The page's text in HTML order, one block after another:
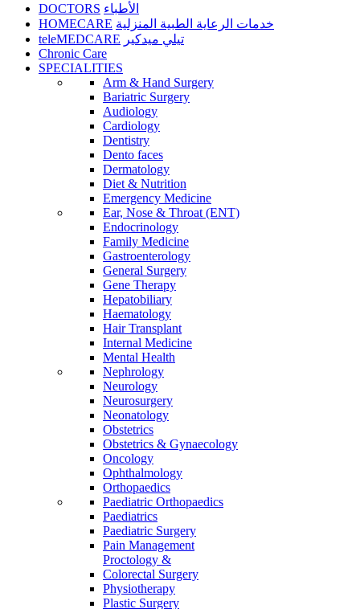
DOCTORS الأطباء
HOMECARE خدمات الرعاية الطبية المنزلية
teleMEDCARE تيلي ميدكير
Chronic Care
SPECIALITIES
Arm & Hand Surgery
Bariatric Surgery
Audiology
Cardiology
Dentistry
Dento faces
Dermatology
Diet & Nutrition
Emergency Medicine
Ear, Nose & Throat (ENT)
Endocrinology
Family Medicine
Gastroenterology
General Surgery
Gene Therapy
Hepatobiliary
Haematology
Hair Transplant
Internal Medicine
Mental Health
Nephrology
Neurology
Neurosurgery
Neonatology
Obstetrics
Obstetrics & Gynaecology
Oncology
Ophthalmology
Orthopaedics
Paediatric Orthopaedics
Paediatrics
Paediatric Surgery
Pain Management
Proctology &
Colorectal Surgery
Physiotherapy
Plastic Surgery